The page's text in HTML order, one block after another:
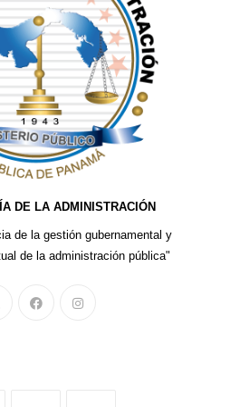
DE LA ADMINISTRACIÓN
de la gestión gubernamental y
de la administración pública"